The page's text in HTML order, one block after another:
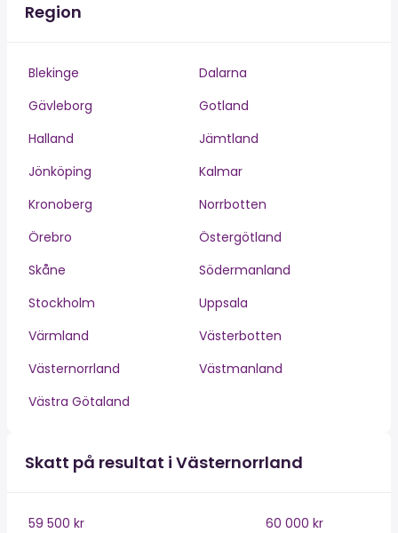
Region
Blekinge
Dalarna
Gävleborg
Gotland
Halland
Jämtland
Jönköping
Kalmar
Kronoberg
Norrbotten
Örebro
Östergötland
Skåne
Södermanland
Stockholm
Uppsala
Värmland
Västerbotten
Västernorrland
Västmanland
Västra Götaland
Skatt på resultat i Västernorrland
59 500 kr
60 000 kr